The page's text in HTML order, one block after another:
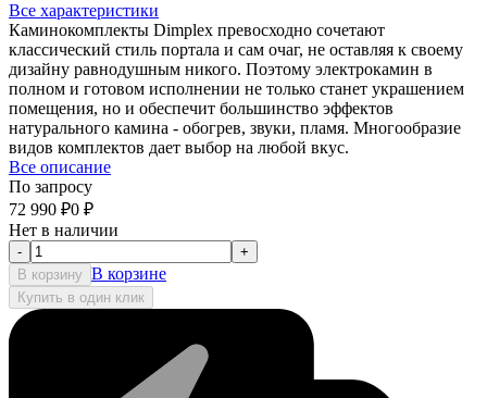
Все характеристики
Каминокомплекты Dimplex превосходно сочетают
классический стиль портала и сам очаг, не оставляя к своему
дизайну равнодушным никого. Поэтому электрокамин в
полном и готовом исполнении не только станет украшением
помещения, но и обеспечит большинство эффектов
натурального камина - обогрев, звуки, пламя. Многообразие
видов комплектов дает выбор на любой вкус.
Все описание
По запросу
72 990 ₽0 ₽
Нет в наличии
-
+
В корзину В корзине
Купить в один клик